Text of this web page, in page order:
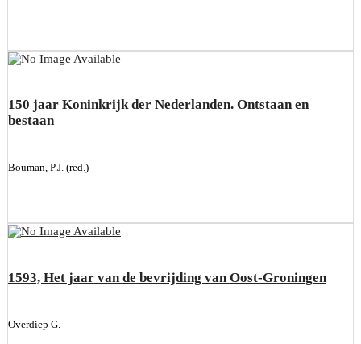
150 jaar Koninkrijk der Nederlanden. Ontstaan en
bestaan
Bouman, P.J. (red.)
1593, Het jaar van de bevrijding van Oost-Groningen
Overdiep G.